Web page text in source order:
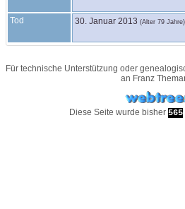
Tod 30. Januar 2013 (Alter 79 Jahre)
Für technische Unterstützung oder
an Franz
Diese Seite wurde bisher 565